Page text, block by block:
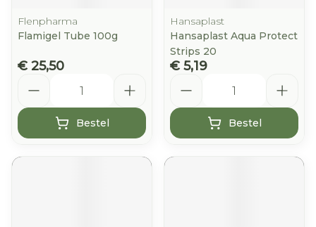
Flenpharma
Flamigel Tube 100g
€ 25,50
Bestel
Hansaplast
Hansaplast Aqua Protect
Strips 20
€ 5,19
Bestel